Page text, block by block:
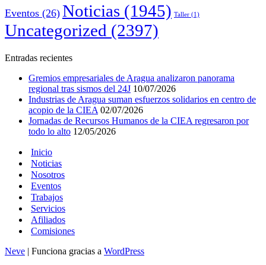
Eventos (26) Noticias (1945) Taller (1)
Uncategorized (2397)
Entradas recientes
Gremios empresariales de Aragua analizaron panorama
regional tras sismos del 24J 10/07/2026
Industrias de Aragua suman esfuerzos solidarios en centro de
acopio de la CIEA 02/07/2026
Jornadas de Recursos Humanos de la CIEA regresaron por
todo lo alto 12/05/2026
Inicio
Noticias
Nosotros
Eventos
Trabajos
Servicios
Afiliados
Comisiones
Neve | Funciona gracias a WordPress